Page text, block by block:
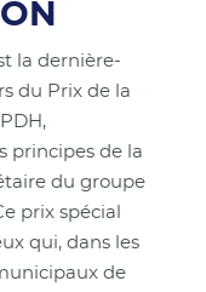
la dernière-
du Prix de la
principes de la
du groupe
prix spécial
qui, dans les
de